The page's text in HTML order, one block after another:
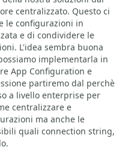
centralizzato. Questo ci
le configurazioni in
e di condividere le
L'idea sembra buona
implementarla in
App Configuration e
partiremo dal perchè
a livello enterprise per
centralizzare e
ma anche le
quali connection string,